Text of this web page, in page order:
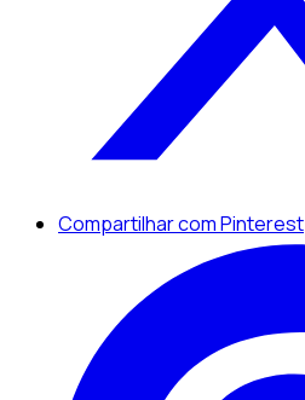
Compartilhar com Pinterest